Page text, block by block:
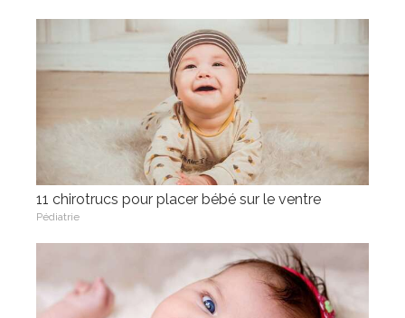
11 chirotrucs pour placer bébé sur le ventre
Pédiatrie